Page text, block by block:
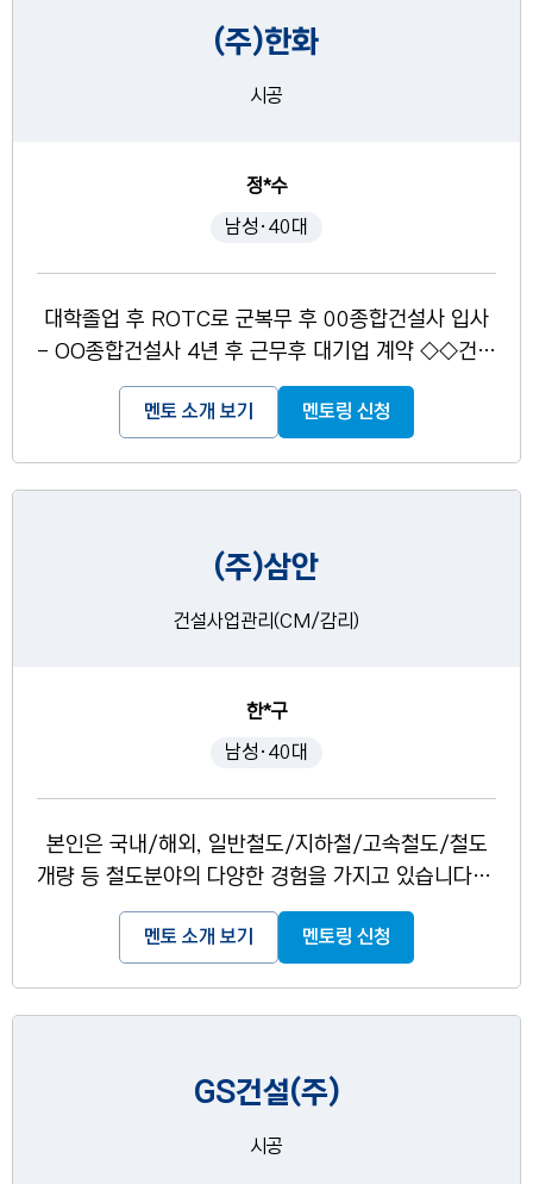
(주)한화
시공
정*수
남성·40대
대학졸업 후 ROTC로 군복무 후 00종합건설사 입사
- OO종합건설사 4년 후 근무후 대기업 계약 ◇◇건설
사로 이직 후 현재 본사 팀장으로 재직 中 - 26살부터
시작하여 현재까지 약21년간 건설업 재직 중으로, 남
멘토 소개 보기 멘토링 신청
(주)삼안
건설사업관리(CM/감리)
한*구
남성·40대
본인은 국내/해외, 일반철도/지하철/고속철도/철도
개량 등 철도분야의 다양한 경험을 가지고 있습니다. -
자격사항 : 토목시공기술사, 산업안전지도사(건설안
전), FIDIC(국제표준계약), PPP(민간투자사업)
멘토 소개 보기 멘토링 신청
GS건설(주)
시공